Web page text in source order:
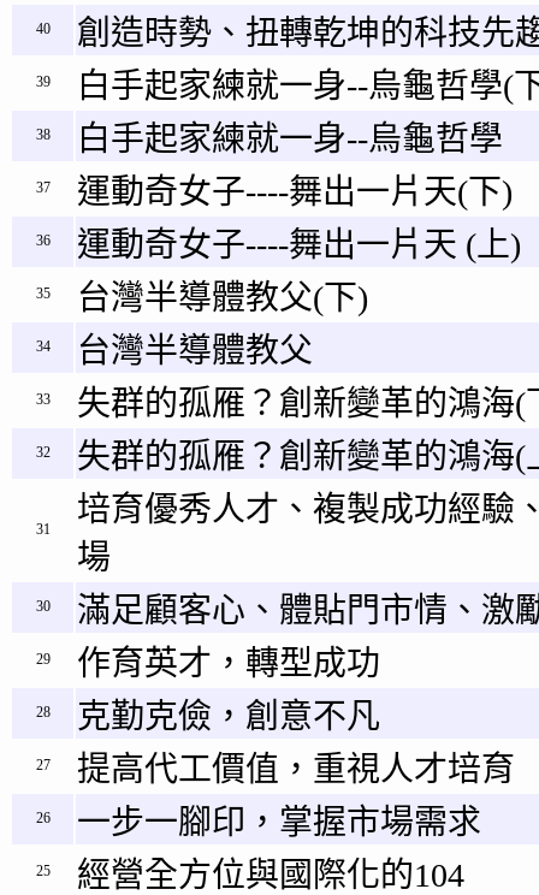
40 創造時勢、扭轉乾坤的科技先
39 白手起家練就一身--烏龜哲學(
38 白手起家練就一身--烏龜哲學
37 運動奇女子----舞出一片天(下)
36 運動奇女子----舞出一片天 (上)
35 台灣半導體教父(下)
34 台灣半導體教父
33 失群的孤雁？創新變革的鴻海(
32 失群的孤雁？創新變革的鴻海(
31
培育優秀人才、複製成功經驗
場
30 滿足顧客心、體貼門市情、激
29 作育英才，轉型成功
28 克勤克儉，創意不凡
27 提高代工價值，重視人才培育
26 一步一腳印，掌握市場需求
25 經營全方位與國際化的104